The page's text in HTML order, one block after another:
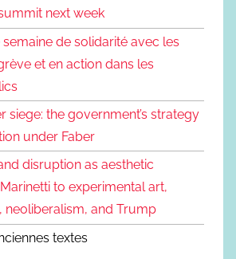
next week
semaine de solidarité avec les
et en action dans les
siege: the government’s strategy
under Faber
disruption as aesthetic
to experimental art,
and Trump
textes